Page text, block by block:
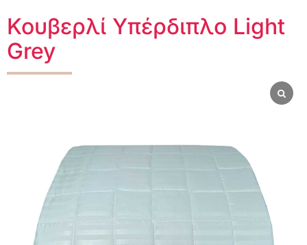
Κουβερλί Υπέρδιπλο Light
Grey